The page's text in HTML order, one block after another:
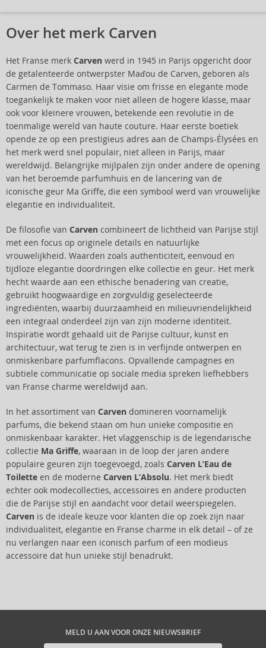
Over het merk Carven
Het Franse merk Carven werd in 1945 in Parijs opgericht door
de getalenteerde ontwerpster Maďou de Carven, geboren als
Carmen de Tommaso. Haar visie om frisse en elegante mode
toegankelijk te maken voor niet alleen de hogere klasse, maar
ook voor kleinere vrouwen, betekende een revolutie in de
toenmalige wereld van haute couture. Haar eerste boetiek
opende ze op een prestigieus adres aan de Champs-Élysées en
het merk werd snel populair, niet alleen in Parijs, maar
wereldwijd. Belangrijke mijlpalen zijn onder andere de opening
van het beroemde parfumhuis en de lancering van de
iconische geur Ma Griffe, die een symbool werd van vrouwelijke
elegantie en individualiteit.
De filosofie van Carven combineert de lichtheid van Parijse stijl
met een focus op originele details en natuurlijke
vrouwelijkheid. Waarden zoals authenticiteit, eenvoud en
tijdloze elegantie doordringen elke collectie en geur. Het merk
hecht waarde aan een ethische benadering van creatie,
gebruikt hoogwaardige en zorgvuldig geselecteerde
ingrediënten, waarbij duurzaamheid en milieuvriendelijkheid
een integraal onderdeel zijn van zijn moderne identiteit.
Inspiratie wordt gehaald uit de Parijse cultuur, kunst en
architectuur, wat terug te zien is in verfijnde ontwerpen en
onmiskenbare parfumflacons. Opvallende campagnes en
subtiele communicatie op sociale media spreken liefhebbers
van Franse charme wereldwijd aan.
In het assortiment van Carven domineren voornamelijk
parfums, die bekend staan om hun unieke compositie en
onmiskenbaar karakter. Het vlaggenschip is de legendarische
collectie Ma Griffe, waaraan in de loop der jaren andere
populaire geuren zijn toegevoegd, zoals Carven L’Eau de
Toilette en de moderne Carven L’Absolu. Het merk biedt
echter ook modecollecties, accessoires en andere producten
die de Parijse stijl en aandacht voor detail weerspiegelen.
Carven is de ideale keuze voor klanten die op zoek zijn naar
individualiteit, elegantie en Franse charme in elk detail – of ze
nu verlangen naar een iconisch parfum of een modieus
accessoire dat hun unieke stijl benadrukt.
MELD U AAN VOOR ONZE NIEUWSBRIEF